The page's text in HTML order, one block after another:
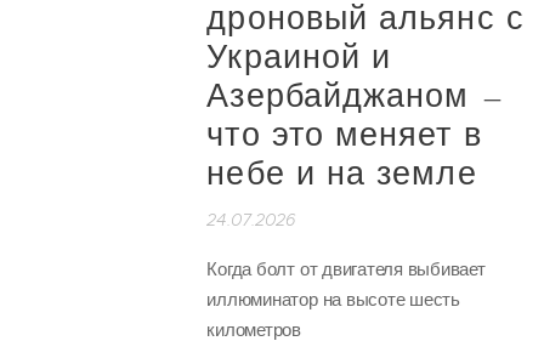
дроновый альянс с
Украиной и
Азербайджаном —
что это меняет в
небе и на земле
24.07.2026
Когда болт от двигателя выбивает
иллюминатор на высоте шесть
километров